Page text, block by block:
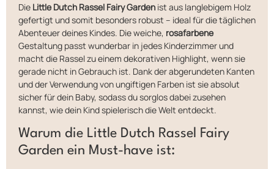
Die Little Dutch Rassel Fairy Garden ist aus langlebigem Holz
gefertigt und somit besonders robust – ideal für die täglichen
Abenteuer deines Kindes. Die weiche, rosafarbene
Gestaltung passt wunderbar in jedes Kinderzimmer und
macht die Rassel zu einem dekorativen Highlight, wenn sie
gerade nicht in Gebrauch ist. Dank der abgerundeten Kanten
und der Verwendung von ungiftigen Farben ist sie absolut
sicher für dein Baby, sodass du sorglos dabei zusehen
kannst, wie dein Kind spielerisch die Welt entdeckt.
Warum die Little Dutch Rassel Fairy
Garden ein Must-have ist: